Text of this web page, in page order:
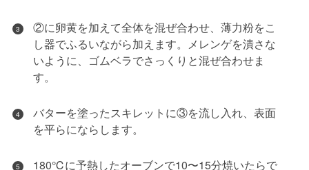
3
②に卵黄を加えて全体を混ぜ合わせ、薄力粉をこ
し器でふるいながら加えます。メレンゲを潰さな
いように、ゴムベラでさっくりと混ぜ合わせま
す。
4
バターを塗ったスキレットに③を流し入れ、表面
を平らにならします。
5 180℃に予熱したオーブンで10〜15分焼いたらで